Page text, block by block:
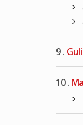
9 .
10 .